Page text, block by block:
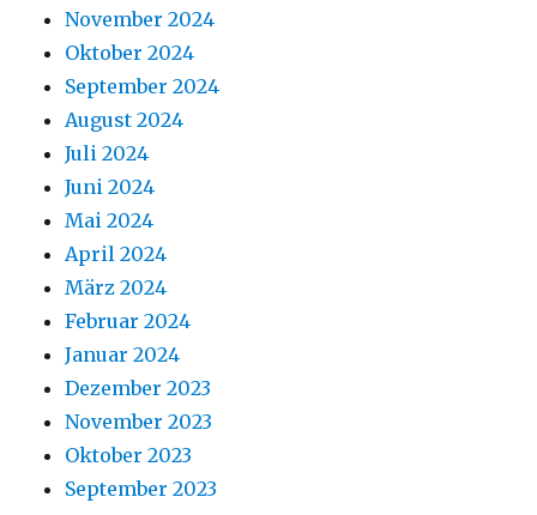
November 2024
Oktober 2024
September 2024
August 2024
Juli 2024
Juni 2024
Mai 2024
April 2024
März 2024
Februar 2024
Januar 2024
Dezember 2023
November 2023
Oktober 2023
September 2023